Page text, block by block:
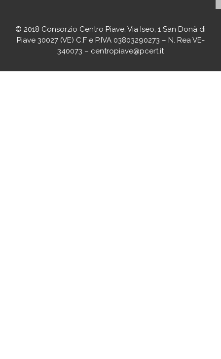
© 2018 Consorzio Centro Piave, Via Iseo, 1 San Donà di
Piave 30027 (VE) C.F e P.IVA 03803290273 – N. Rea VE-
340073 – centropiave@pcert.it